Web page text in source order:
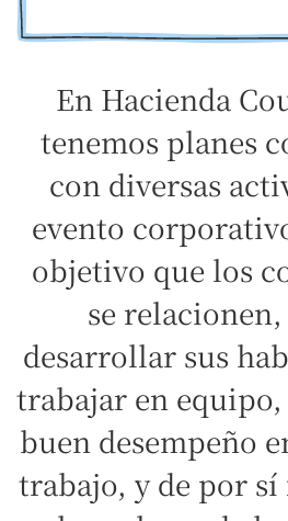
En Hacienda
tenemos planes
con diversas
evento
objetivo que los
se
desarrollar sus
trabajar en
buen desempeño
trabajo, y de por